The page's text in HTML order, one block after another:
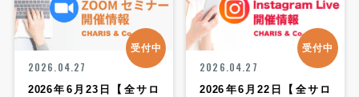
2026.04.27
受付中
2026年6月23日【全サロ
2026.04.27
受付中
2026年6月22日【全サロ